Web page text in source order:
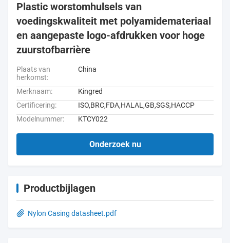
Plastic worstomhulsels van
voedingskwaliteit met polyamidemateriaal
en aangepaste logo-afdrukken voor hoge
zuurstofbarrière
Plaats van
herkomst:
China
Merknaam:
Kingred
Certificering:
ISO,BRC,FDA,HALAL,GB,SGS,HACCP
Modelnummer:
KTCY022
Onderzoek nu
Productbijlagen
Nylon Casing datasheet.pdf